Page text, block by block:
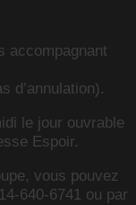
accompagnant
d’annulation).
le jour ouvrable
Espoir.
vous pouvez
640-6741 ou par